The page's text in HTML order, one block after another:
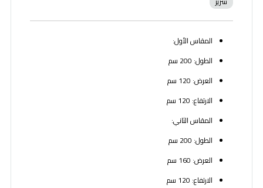
المقاس الأول:
الطول: 200 سم
العرض: 120 سم
الارتفاع: 120 سم
المقاس الثاني:
الطول: 200 سم
العرض: 160 سم
الارتفاع: 120 سم